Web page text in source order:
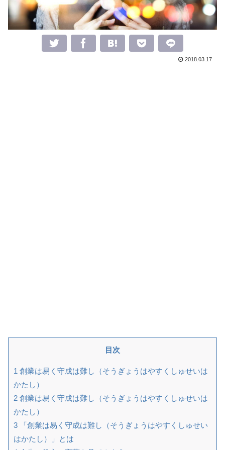
2018.03.17
目次
1 創業は易く守成は難し（そうぎょうはやすくしゅせいは
かたし）
2 創業は易く守成は難し（そうぎょうはやすくしゅせいは
かたし）
3 「創業は易く守成は難し（そうぎょうはやすくしゅせい
はかたし）」とは